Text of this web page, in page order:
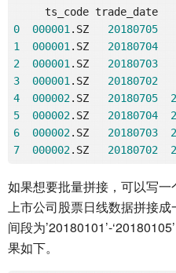
     ts_code trade_date
0
000001.SZ 20180705
1
000001.SZ 20180704
2
000001.SZ 20180703
3
000001.SZ 20180702
4
000002.SZ 20180705
5
000002.SZ 20180704
6
000002.SZ 20180703
7
000002.SZ 20180702
如果想要批量拼接，可以写
上市公司股票日线数据拼接
间段为’20180101’-
果如下。